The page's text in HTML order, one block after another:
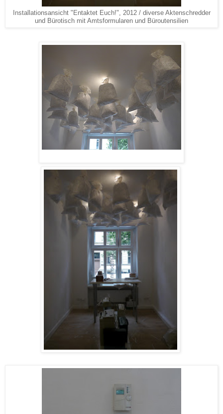
Installationsansicht "Entaktet Euch!", 2012 / diverse Aktenschredder
und Bürotisch mit Amtsformularen und Büroutensilien